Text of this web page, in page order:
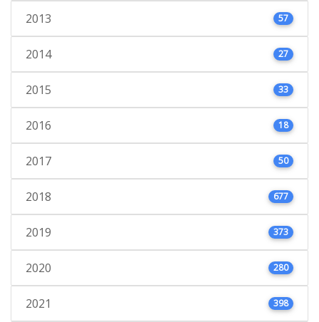
2013 57
2014 27
2015 33
2016 18
2017 50
2018 677
2019 373
2020 280
2021 398